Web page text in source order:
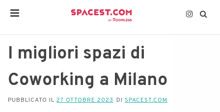
I migliori spazi di
Coworking a Milano
PUBBLICATO IL 27 OTTOBRE 2023 DI SPACEST.COM